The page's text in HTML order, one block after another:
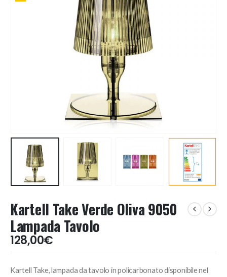
Kartell Take Verde Oliva 9050
Lampada Tavolo
128,00€
Kartell Take, lampada da tavolo in policarbonato disponibile nel